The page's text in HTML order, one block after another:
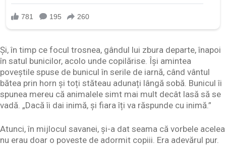
Și, în timp ce focul trosnea, gândul lui zbura departe, înapoi
în satul bunicilor, acolo unde copilărise. Își amintea
poveștile spuse de bunicul în serile de iarnă, când vântul
bătea prin horn și toți stăteau adunați lângă sobă. Bunicul îi
spunea mereu că animalele simt mai mult decât lasă să se
vadă. „Dacă îi dai inimă, și fiara îți va răspunde cu inimă.”
Atunci, în mijlocul savanei, și-a dat seama că vorbele acelea
nu erau doar o poveste de adormit copiii. Era adevărul pur.